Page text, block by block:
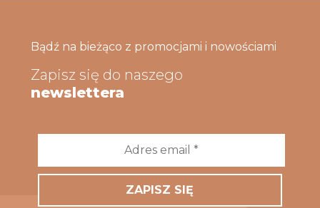
Bądź na bieżąco z promocjami i nowościami
Zapisz się do naszego
newslettera
*